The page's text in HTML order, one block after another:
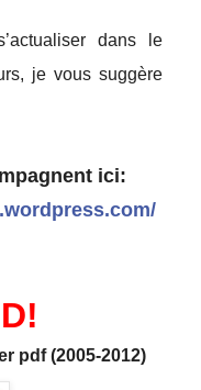
dans le
je vous suggère
ici:
pdf (2005-2012)